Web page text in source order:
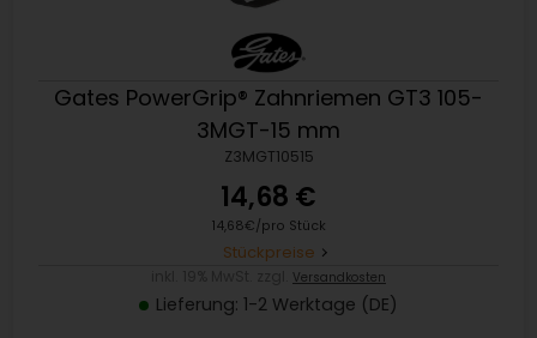
Gates PowerGrip® Zahnriemen GT3 105-
3MGT-15 mm
Z3MGT10515
14,68 €
14,68€/pro Stück
Stückpreise
Versandkosten
Lieferung: 1-2 Werktage (DE)